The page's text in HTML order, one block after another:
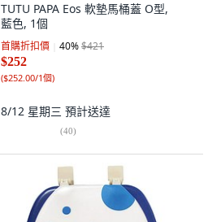
TUTU PAPA Eos 軟墊馬桶蓋 O型,
藍色, 1個
首購折扣價 40%$421
$252
($252.00/1個)
8/12 星期三 預計送達
(40)